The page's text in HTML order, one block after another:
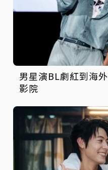
男星演BL劇紅到海外 收粉加油片感動淚灑電
影院